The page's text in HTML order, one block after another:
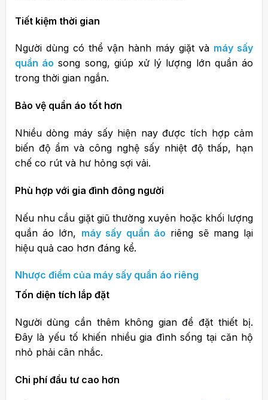
Tiết kiệm thời gian
Người dùng có thể vận hành máy giặt và máy sấy
quần áo song song, giúp xử lý lượng lớn quần áo
trong thời gian ngắn.
Bảo vệ quần áo tốt hơn
Nhiều dòng máy sấy hiện nay được tích hợp cảm
biến độ ẩm và công nghệ sấy nhiệt độ thấp, hạn
chế co rút và hư hỏng sợi vải.
Phù hợp với gia đình đông người
Nếu nhu cầu giặt giũ thường xuyên hoặc khối lượng
quần áo lớn, máy sấy quần áo riêng sẽ mang lại
hiệu quả cao hơn đáng kể.
Nhược điểm của máy sấy quần áo riêng
Tốn diện tích lắp đặt
Người dùng cần thêm không gian để đặt thiết bị.
Đây là yếu tố khiến nhiều gia đình sống tại căn hộ
nhỏ phải cân nhắc.
Chi phí đầu tư cao hơn